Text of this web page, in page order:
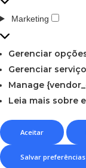
Marketing
Gerenciar
Gerenciar
Manage
Leia mais sobre
Aceitar
Salvar preferências